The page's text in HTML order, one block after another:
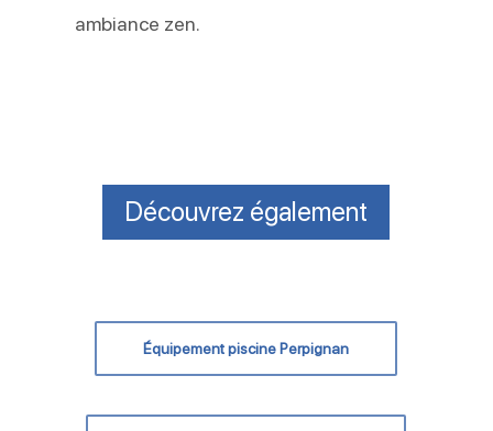
ambiance zen.
Découvrez également
Équipement piscine Perpignan